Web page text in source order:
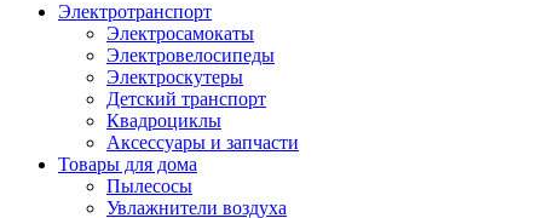
Электротранспорт
Электросамокаты
Электровелосипеды
Электроскутеры
Детский транспорт
Квадроциклы
Аксессуары и запчасти
Товары для дома
Пылесосы
Увлажнители воздуха